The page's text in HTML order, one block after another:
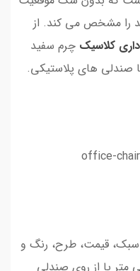
را مشخص می کند. از
کلاسیک چرم سفید
تا صندلی های پلاستیکی.
سبک، قیمت، طرح، رنگ و
متر یا از روی صندلی